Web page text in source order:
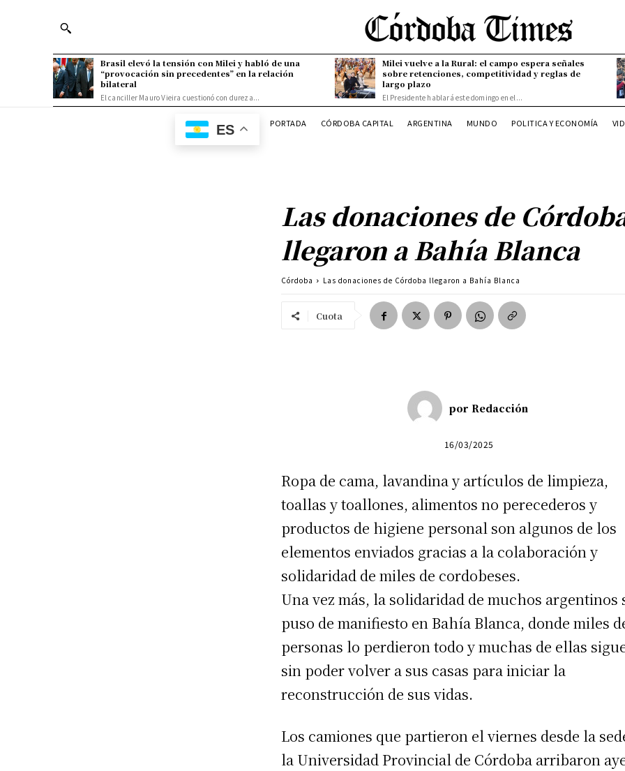
Brasil elevó la tensión con Milei y habló de una
“provocación sin precedentes” en la relación
bilateral
El canciller Mauro Vieira cuestionó con dureza...
Milei vuelve a la Rural: el campo espera señales
sobre retenciones, competitividad y reglas de
largo plazo
El Presidente hablará este domingo en el...
ES PORTADA CÓRDOBA CAPITAL ARGENTINA MUNDO POLITICA Y ECONOMÍA
Las donaciones de
llegaron a Bahía Blanca
Córdoba Las donaciones de Córdoba llegaron a Bahía Blanca
Cuota
por Redacción
16/03/2025
Ropa de cama, lavandina y artículos de limpieza,
toallas y toallones, alimentos no perecederos y
productos de higiene personal son algunos de los
elementos enviados gracias a la colaboración y
solidaridad de miles de cordobeses.
Una vez más, la solidaridad de muchos argentinos
puso de manifiesto en Bahía Blanca, donde miles
personas lo perdieron todo y muchas de ellas
sin poder volver a sus casas para iniciar la
reconstrucción de sus vidas.
Los camiones que partieron el viernes desde la
la Universidad Provincial de Córdoba arribaron